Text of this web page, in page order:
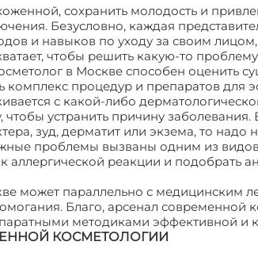
сохранить молодость и
Безусловно, каждая
и навыков по уходу за своим
чтобы решить какую-то
в Москве способен оценить
комплекс процедур и препаратов
с какой-либо
чтобы устранить причину
зуд, дерматит или экзема, то
проблемы вызваны одним из видов
аллергической реакции и подобрать
может параллельно с медицинским
Благо, арсенал
методиками эффективной и
КОСМЕТОЛОГИИ